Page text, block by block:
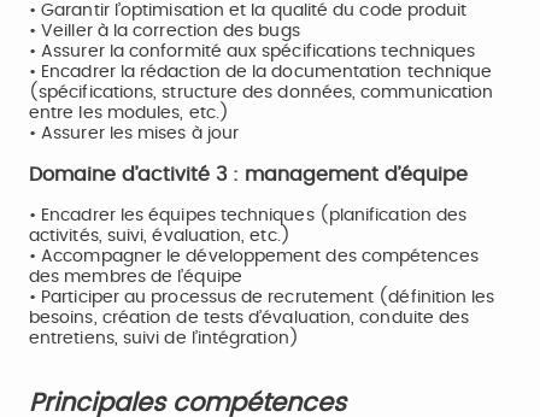
• Garantir l’optimisation et la qualité du code produit
• Veiller à la correction des bugs
• Assurer la conformité aux spécifications techniques
• Encadrer la rédaction de la documentation technique
(spécifications, structure des données, communication
entre les modules, etc.)
• Assurer les mises à jour
Domaine d’activité 3 : management d’équipe
• Encadrer les équipes techniques (planification des
activités, suivi, évaluation, etc.)
• Accompagner le développement des compétences
des membres de l’équipe
• Participer au processus de recrutement (définition les
besoins, création de tests d’évaluation, conduite des
entretiens, suivi de l’intégration)
Principales compétences